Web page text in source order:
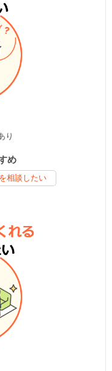
り
め
相談したい